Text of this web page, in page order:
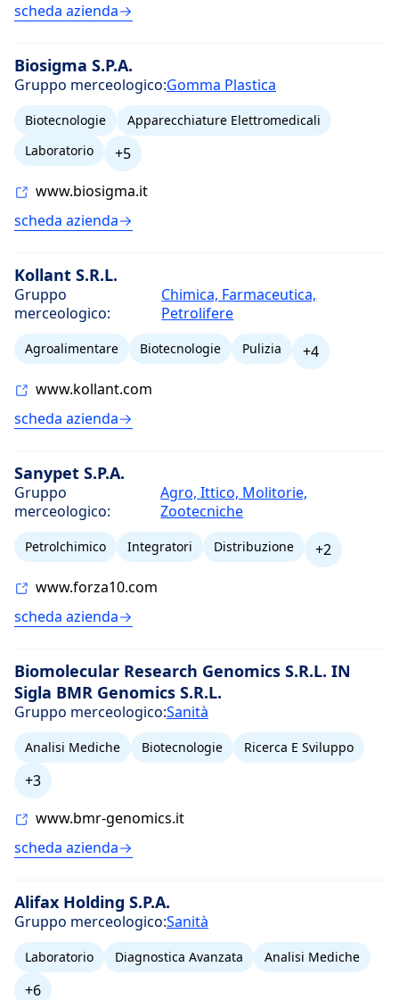
scheda azienda
Biosigma S.P.A.
Gruppo merceologico:Gomma Plastica
Biotecnologie
Apparecchiature Elettromedicali
Laboratorio
+5
www.biosigma.it
scheda azienda
Kollant S.R.L.
Gruppo
merceologico:
Chimica, Farmaceutica,
Petrolifere
Agroalimentare Biotecnologie Pulizia
+4
www.kollant.com
scheda azienda
Sanypet S.P.A.
Gruppo
merceologico:
Agro, Ittico, Molitorie,
Zootecniche
Petrolchimico Integratori Distribuzione
+2
www.forza10.com
scheda azienda
Biomolecular Research Genomics S.R.L. IN
Sigla BMR Genomics S.R.L.
Gruppo merceologico:Sanità
Analisi Mediche Biotecnologie Ricerca E Sviluppo
+3
www.bmr-genomics.it
scheda azienda
Alifax Holding S.P.A.
Gruppo merceologico:Sanità
Laboratorio Diagnostica Avanzata Analisi Mediche
+6